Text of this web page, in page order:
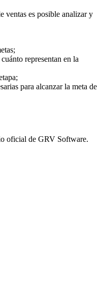
ventas es posible analizar y
representan en la
para alcanzar la meta de
oficial de GRV Software.